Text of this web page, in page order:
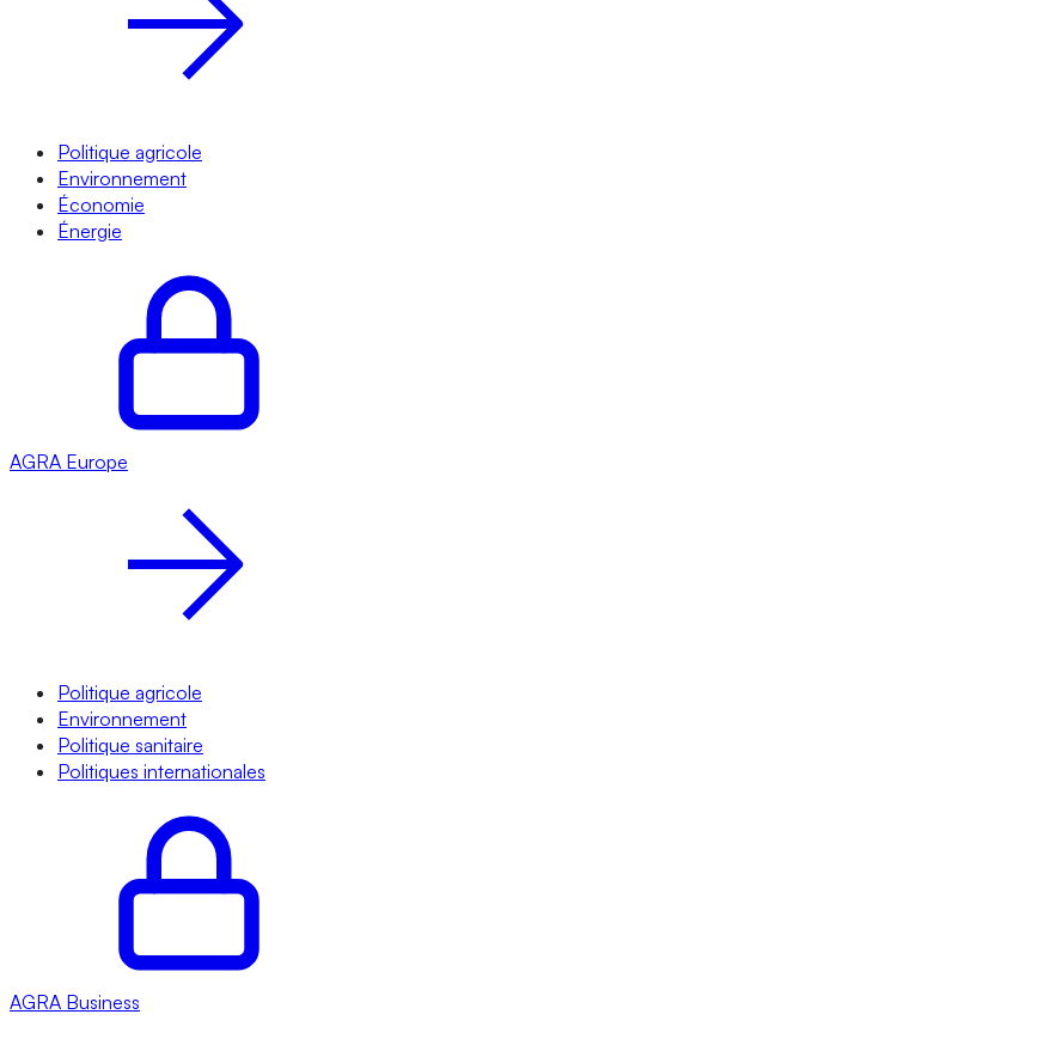
Politique agricole
Environnement
Économie
Énergie
AGRA Europe
Politique agricole
Environnement
Politique sanitaire
Politiques internationales
AGRA Business